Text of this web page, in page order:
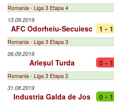
Romania - Liga 3 Etapa 4
13.09.2019
AFC Odorheiu-Secuiesc 1 - 1
Romania - Liga 3 Etapa 3
06.09.2019
Arieșul Turda 0 - 1
Romania - Liga 3 Etapa 2
31.08.2019
Industria Galda de Jos 0 - 1